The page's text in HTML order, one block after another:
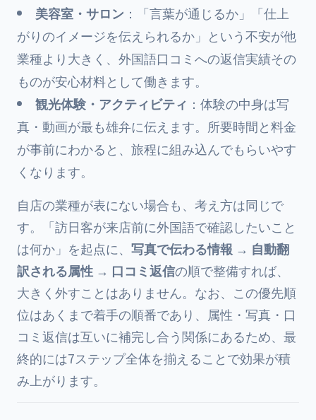
美容室・サロン ：「言葉が通じるか」「仕上
がりのイメージを伝えられるか」という不安が他
業種より大きく、外国語口コミへの返信実績その
ものが安心材料として働きます。
観光体験・アクティビティ ：体験の中身は写
真・動画が最も雄弁に伝えます。所要時間と料金
が事前にわかると、旅程に組み込んでもらいやす
くなります。
自店の業種が表にない場合も、考え方は同じで
す。「訪日客が来店前に外国語で確認したいこと
は何か」を起点に、 写真で伝わる情報 → 自動翻
訳される属性 → 口コミ返信の順で整備すれば、
大きく外すことはありません。なお、この優先順
位はあくまで着手の順番であり、属性・写真・口
コミ返信は互いに補完し合う関係にあるため、最
終的には7ステップ全体を揃えることで効果が積
み上がります。